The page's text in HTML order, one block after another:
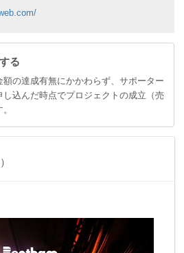
る
の達成有無にかかわらず、サポーター
込んだ時点でプロジェクトの成立（売